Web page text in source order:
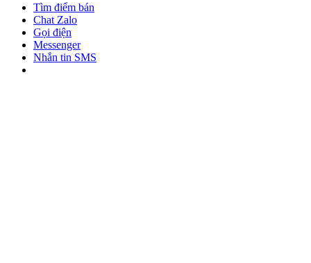
Tìm điểm bán
Chat Zalo
Gọi điện
Messenger
Nhắn tin SMS